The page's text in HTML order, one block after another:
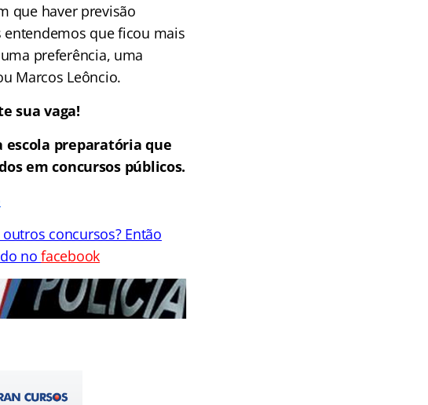
que haver previsão
que ficou mais
preferência, uma
Marcos Leôncio.
sua vaga!
escola preparatória que
em concursos públicos.
concursos? Então
nofacebook